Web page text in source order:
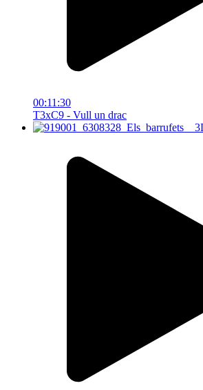
00:11:30
T3xC9 - Vull un drac